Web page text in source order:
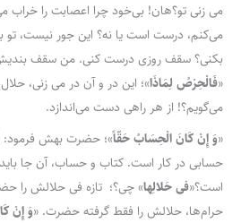
می زنی تو؟هان! بی‌خود چرا اعصابت را
می‌کنم، درست است یا نه؟ این جور نیست، تو
بکنی؟ سقف روزی درست کنی. من سقف
«فَالْحِرْصُ لِمَاذَا»؛ این در و آن در می زنی،
می‌گویم؟! از هر راهی دست می‌اندازد.
«وَ إِنْ کَانَ الْحِسَابُ حَقّاً»؛ حضرت بهش فرمود:
حسابی در کار است. کتاب و حساب، آن جا
است؟«فی حَلالِها» چی؟؛ تازه فی حلالش را
حرام‌ها، حلالش را فقط گرفته حضرت. «وَ إِنْ